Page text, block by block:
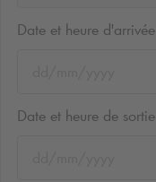
Date et heure d'arrivée
Date et heure de sortie